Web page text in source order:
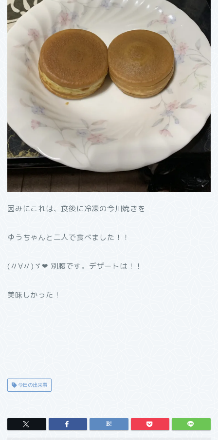
因みにこれは、食後に冷凍の今川焼きを
ゆうちゃんと二人で食べました！！
(〃∀〃)ゞ❤︎ 別腹です。デザートは！！
美味しかった！
今日の出来事